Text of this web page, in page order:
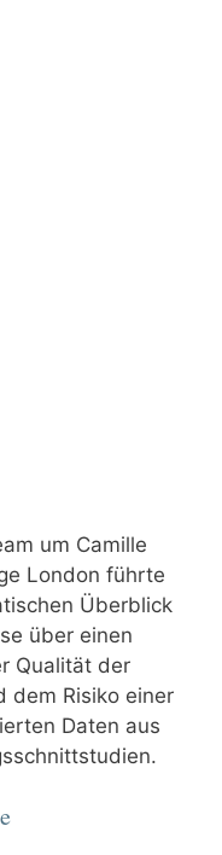
um Camille
London führte
Überblick
über einen
Qualität der
dem Risiko einer
Daten aus